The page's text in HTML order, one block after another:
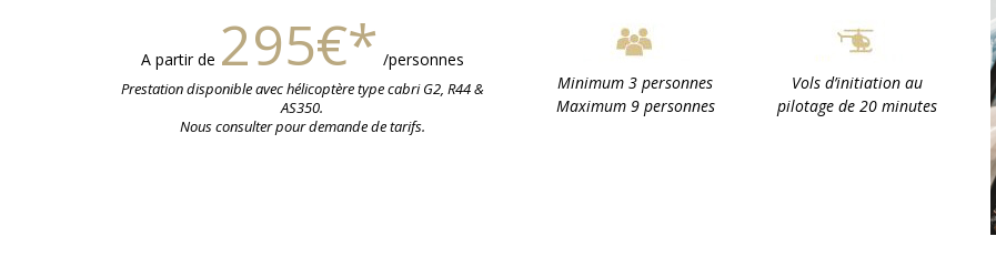
A partir de 295€* /personnes
Prestation disponible avec hélicoptère type cabri G2, R44 &
AS350.
Nous consulter pour demande de tarifs.
Minimum 3 personnes
Maximum 9 personnes
Vols d’initiation au
pilotage de 20 minutes